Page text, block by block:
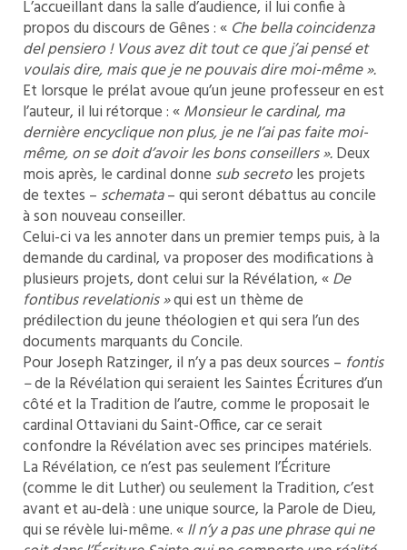
L’accueillant dans la salle d’audience, il lui confie à
propos du discours de Gênes : « Che bella coincidenza
del pensiero! Vous avez dit tout ce que j’ai pensé et
voulais dire, mais que je ne pouvais diremoi-même ».
Et lorsque le prélat avoue qu’un jeune professeur en est
l’auteur, il lui rétorque : «Monsieur le cardinal, ma
dernière encyclique non plus, je ne l’ai pas faite moi-
même,on se doit d’avoir les bons conseillers ».Deux
mois après, le cardinal donne sub secretoles projets
de textes – schemata– qui seront débattus au concile
à son nouveau conseiller.
Celui-ci va les annoter dans un premier temps puis, à la
demande du cardinal, va proposer des modifications à
plusieurs projets, dont celui sur la Révélation, «De
fontibus revelationis»qui est un thème de
prédilection du jeune théologien et qui sera l’un des
documents marquants du Concile.
Pour Joseph Ratzinger, il n’y a pas deux sources – fontis
–de la Révélation qui seraient les Saintes Écritures d’un
côté et la Tradition de l’autre, comme le proposait le
cardinal Ottaviani du Saint-Office, car ce serait
confondre la Révélation avec ses principes matériels.
La Révélation, ce n’est pas seulement l’Écriture
(comme le dit Luther) ou seulement la Tradition, c’est
avant et au-delà : une unique source, la Parole de Dieu,
qui se révèle lui-même. «Il n’y a pas une phrase qui ne